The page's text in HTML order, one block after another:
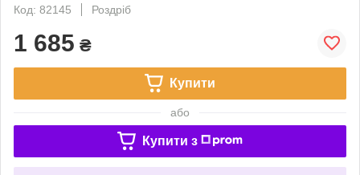
Код: 82145
Роздріб
1 685 ₴
Купити
або
Купити з